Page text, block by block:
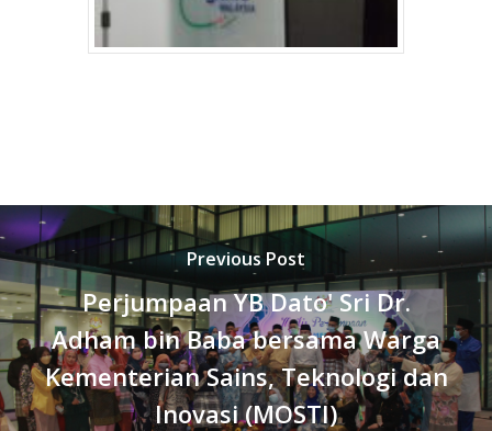
Previous Post
Perjumpaan YB Dato' Sri Dr.
Adham bin Baba bersama Warga
Kementerian Sains, Teknologi dan
Inovasi (MOSTI)